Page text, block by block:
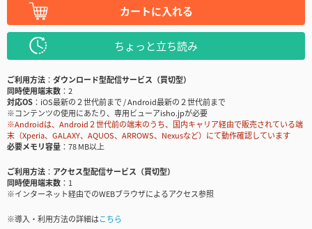
カートに入れる
ちょっと立ち読み
ご利用方法
ダウンロード型配信サービス（買切型）
同時使用端末数
2
対応OS
iOS最新の２世代前まで / Android最新の２世代前まで
※コンテンツの使用にあたり、専用ビューアisho.jpが必要
※Androidは、Android２世代前の端末のうち、国内キャリア経由で販売されている端
末（Xperia、GALAXY、AQUOS、ARROWS、Nexusなど）にて動作確認しています
必要メモリ容量
78 MB以上
ご利用方法
アクセス型配信サービス（買切型）
同時使用端末数
1
※インターネット経由でのWEBブラウザによるアクセス参照
※導入・利用方法の詳細はこちら